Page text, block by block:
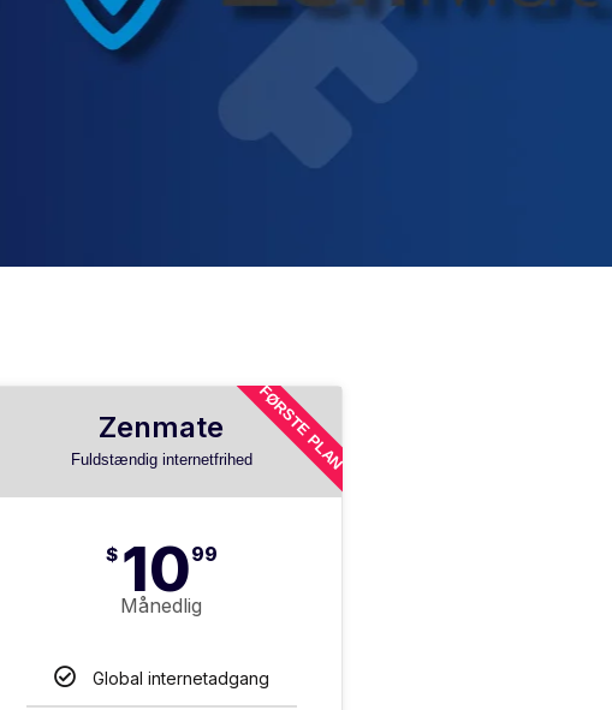
Zenmate
Fuldstændig internetfrihed
$ 1099
Månedlig
Global internetadgang
FØRSTE PLAN